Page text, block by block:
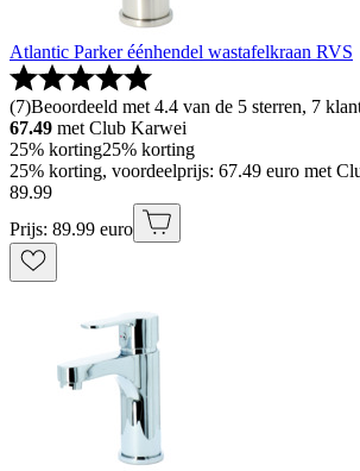
Atlantic Parker éénhendel wastafelkraan RVS
(7)Beoordeeld met 4.4 van de 5 sterren, 7
67.49 met Club Karwei
25% korting25% korting
25% korting, voordeelprijs: 67.49 euro met
89.99
Prijs: 89.99 euro